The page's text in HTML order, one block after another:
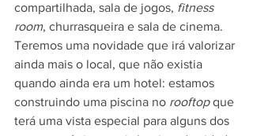
compartilhada, sala de jogos, fitness
room, churrasqueira e sala de cinema.
Teremos uma novidade que irá valorizar
ainda mais o local, que não existia
quando ainda era um hotel: estamos
construindo uma piscina no rooftop que
terá uma vista especial para alguns dos